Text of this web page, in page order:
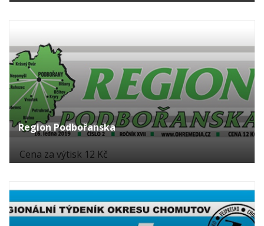
Region Podbořanska
Cena za výtisk 12 Kč